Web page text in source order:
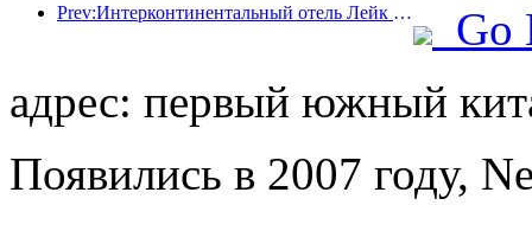
Prev:Интерконтинентальный отель Лейк Энджи Подписан
Go
адрес: первый южный
Появились в 2007 году,